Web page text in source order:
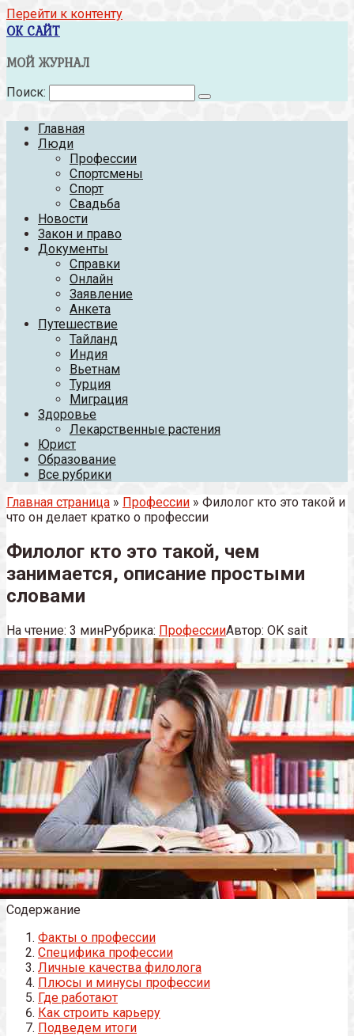
Перейти к контенту
OK САЙТ
МОЙ ЖУРНАЛ
Поиск:
Главная
Люди
Профессии
Спортсмены
Спорт
Свадьба
Новости
Закон и право
Документы
Справки
Онлайн
Заявление
Анкета
Путешествие
Тайланд
Индия
Вьетнам
Турция
Миграция
Здоровье
Лекарственные растения
Юрист
Образование
Все рубрики
Главная страница » Профессии » Филолог кто это такой и
что он делает кратко о профессии
Филолог кто это такой, чем
занимается, описание простыми
словами
На чтение: 3 минРубрика: ПрофессииАвтор: OK sait
Содержание
Факты о профессии
Специфика профессии
Личные качества филолога
Плюсы и минусы профессии
Где работают
Как строить карьеру
Подведем итоги